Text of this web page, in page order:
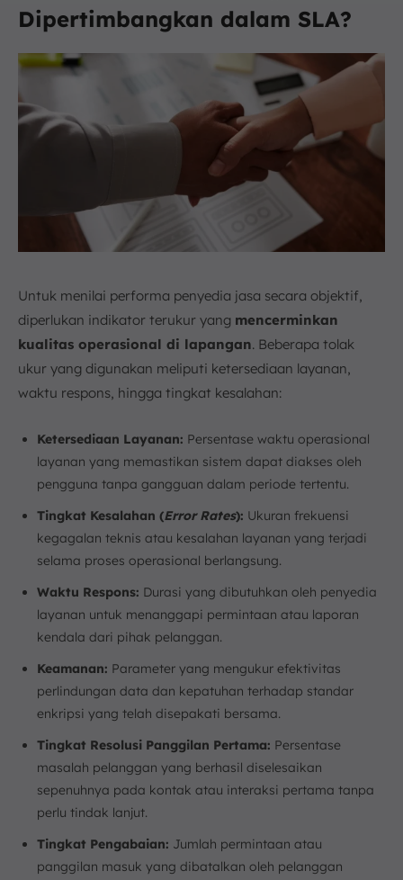
Dipertimbangkan dalam SLA?
Untuk menilai performa penyedia jasa secara objektif,
diperlukan indikator terukur yang mencerminkan
kualitas operasional di lapangan. Beberapa tolak
ukur yang digunakan meliputi ketersediaan layanan,
waktu respons, hingga tingkat kesalahan:
Ketersediaan Layanan: Persentase waktu operasional
layanan yang memastikan sistem dapat diakses oleh
pengguna tanpa gangguan dalam periode tertentu.
Tingkat Kesalahan (Error Rates): Ukuran frekuensi
kegagalan teknis atau kesalahan layanan yang terjadi
selama proses operasional berlangsung.
Waktu Respons: Durasi yang dibutuhkan oleh penyedia
layanan untuk menanggapi permintaan atau laporan
kendala dari pihak pelanggan.
Keamanan: Parameter yang mengukur efektivitas
perlindungan data dan kepatuhan terhadap standar
enkripsi yang telah disepakati bersama.
Tingkat Resolusi Panggilan Pertama: Persentase
masalah pelanggan yang berhasil diselesaikan
sepenuhnya pada kontak atau interaksi pertama tanpa
perlu tindak lanjut.
Tingkat Pengabaian: Jumlah permintaan atau
panggilan masuk yang dibatalkan oleh pelanggan